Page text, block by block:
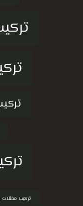
تركيب مظلات